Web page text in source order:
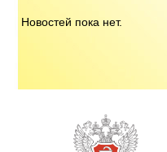
Новостей пока нет.